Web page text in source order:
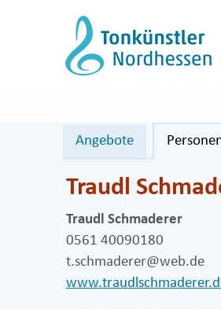
Angebote
Traudl
Traudl Schmaderer
0561 40090180
t.schmaderer@web.de